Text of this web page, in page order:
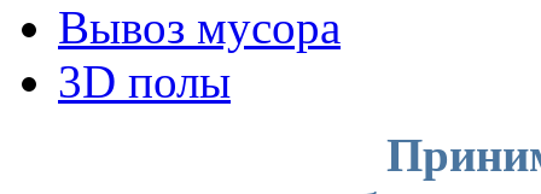
Вывоз мусора
3D полы